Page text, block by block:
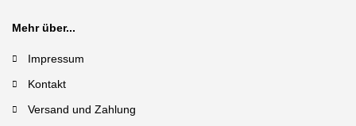
Mehr über...
Impressum
Kontakt
Versand und Zahlung